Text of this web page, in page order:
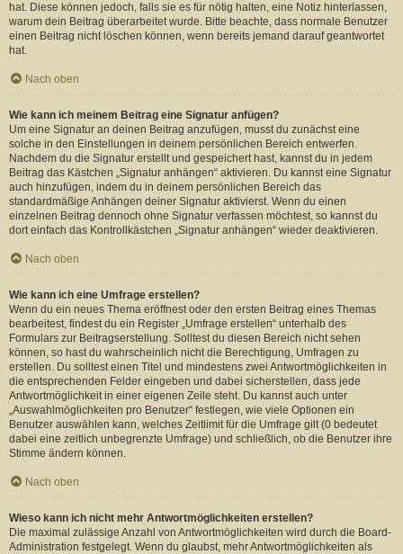
hat. Diese können jedoch, falls sie es für nötig halten, eine Notiz hinterlassen,
warum dein Beitrag überarbeitet wurde. Bitte beachte, dass normale Benutzer
einen Beitrag nicht löschen können, wenn bereits jemand darauf geantwortet
hat.
Nach oben
Wie kann ich meinem Beitrag eine Signatur anfügen?
Um eine Signatur an deinen Beitrag anzufügen, musst du zunächst eine
solche in den Einstellungen in deinem persönlichen Bereich entwerfen.
Nachdem du die Signatur erstellt und gespeichert hast, kannst du in jedem
Beitrag das Kästchen „Signatur anhängen“ aktivieren. Du kannst eine Signatur
auch hinzufügen, indem du in deinem persönlichen Bereich das
standardmäßige Anhängen deiner Signatur aktivierst. Wenn du einen
einzelnen Beitrag dennoch ohne Signatur verfassen möchtest, so kannst du
dort einfach das Kontrollkästchen „Signatur anhängen“ wieder deaktivieren.
Nach oben
Wie kann ich eine Umfrage erstellen?
Wenn du ein neues Thema eröffnest oder den ersten Beitrag eines Themas
bearbeitest, findest du ein Register „Umfrage erstellen“ unterhalb des
Formulars zur Beitragserstellung. Solltest du diesen Bereich nicht sehen
können, so hast du wahrscheinlich nicht die Berechtigung, Umfragen zu
erstellen. Du solltest einen Titel und mindestens zwei Antwortmöglichkeiten in
die entsprechenden Felder eingeben und dabei sicherstellen, dass jede
Antwortmöglichkeit in einer eigenen Zeile steht. Du kannst auch unter
„Auswahlmöglichkeiten pro Benutzer“ festlegen, wie viele Optionen ein
Benutzer auswählen kann, welches Zeitlimit für die Umfrage gilt (0 bedeutet
dabei eine zeitlich unbegrenzte Umfrage) und schließlich, ob die Benutzer ihre
Stimme ändern können.
Nach oben
Wieso kann ich nicht mehr Antwortmöglichkeiten erstellen?
Die maximal zulässige Anzahl von Antwortmöglichkeiten wird durch die Board-
Administration festgelegt. Wenn du glaubst, mehr Antwortmöglichkeiten als